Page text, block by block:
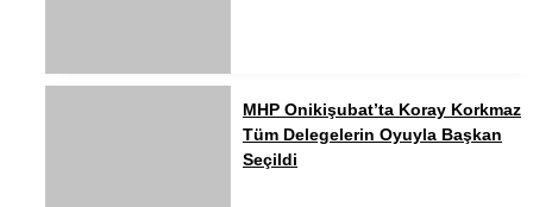
MHP Onikişubat’ta Koray Korkmaz
Tüm Delegelerin Oyuyla Başkan
Seçildi